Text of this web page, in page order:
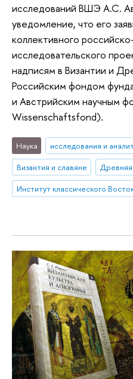
исследований ВШЭ А.С.
уведомление, что его
коллективного
исследовательского
надписям в Византии и
Российским фондом
и Австрийским научным
Wissensсhaftsfond).
Наука исследования и
Византия и славяне
Древняя